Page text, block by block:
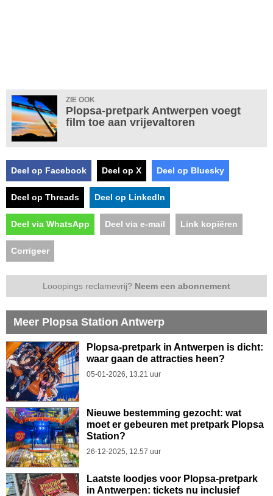
ZIE OOK
Plopsa-pretpark Antwerpen voegt
film toe aan vrijevaltoren
Deel op Facebook Deel op X Deel op Bluesky
Deel op Threads Deel op LinkedIn
Deel via WhatsApp Deel via e-mail Link kopiëren
Corrigeer
Looopings reclamevrij? Neem een abonnement
Meer Plopsa Station Antwerp
Plopsa-pretpark in Antwerpen is dicht:
waar gaan de attracties heen?
05-01-2026, 13.21 uur
Nieuwe bestemming gezocht: wat
moet er gebeuren met pretpark Plopsa
Station?
26-12-2025, 12.57 uur
Laatste loodjes voor Plopsa-pretpark
in Antwerpen: tickets nu inclusief